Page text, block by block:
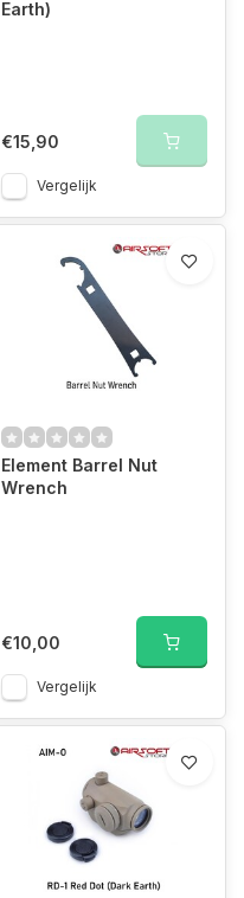
Earth)
€15,90
Vergelijk
Element Barrel Nut
Wrench
€10,00
Vergelijk